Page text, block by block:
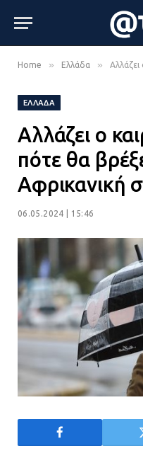
Home » Ελλάδα » Αλλάζει ο
ΕΛΛΆΔΑ
Αλλάζει ο
πότε θα
Αφρικανική
06.05.2024 | 15:46